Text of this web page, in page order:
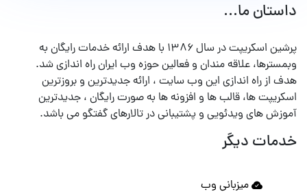
داستان ما...
پرشین اسکریپت در سال ۱۳۸۶ با هدف ارائه خدمات رایگان به
وبمسترها، علاقه مندان و فعالین حوزه وب ایران راه اندازی شد.
هدف از راه اندازی این وب سایت ، ارائه جدیدترین و بروزترین
اسکریپت ها، قالب ها و افزونه ها به صورت رایگان ، جدیدترین
آموزش های ویدئویی و پشتیبانی در تالارهای گفتگو می باشد.
خدمات دیگر
میزبانی وب